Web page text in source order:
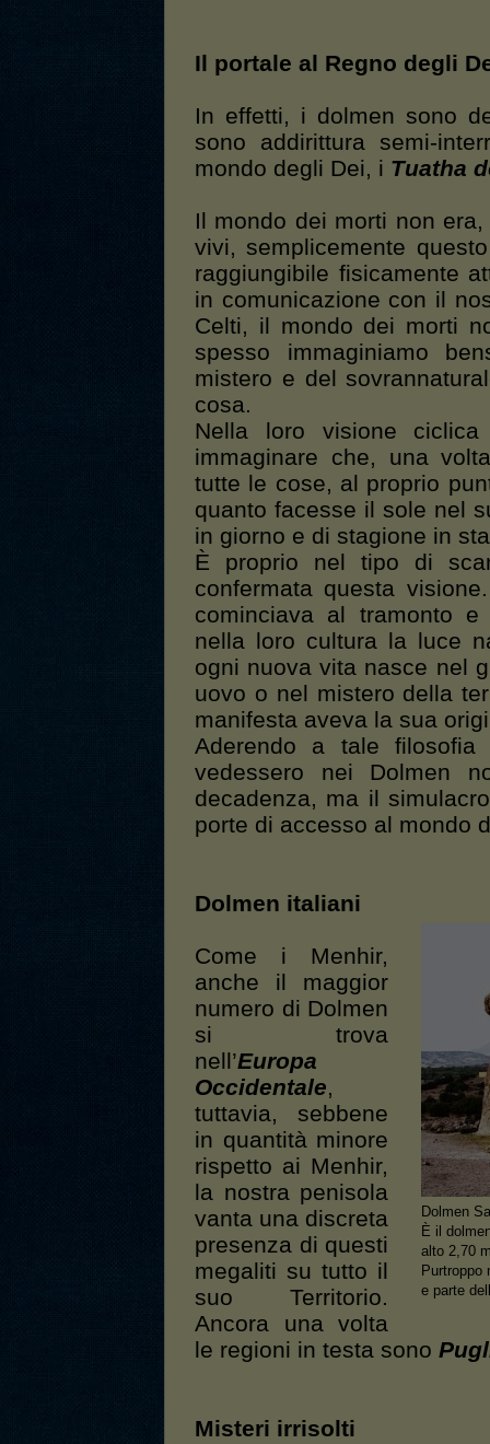
Il portale al Regno degli
In effetti, i dolmen sono
sono addirittura semi-
mondo degli Dei, i Tuatha
Il mondo dei morti non
vivi, semplicemente
raggiungibile fisicamente
in comunicazione con il
Celti, il mondo dei morti
spesso immaginiamo
mistero e del
cosa.
Nella loro visione
immaginare che, una
tutte le cose, al proprio
quanto facesse il sole nel
in giorno e di stagione in
È proprio nel tipo di
confermata questa
cominciava al tramonto
nella loro cultura la luce
ogni nuova vita nasce nel
uovo o nel mistero della
manifesta aveva la sua
Aderendo a tale
vedessero nei Dolmen
decadenza, ma il
porte di accesso al mondo
Dolmen
È il
alto 2,70
Purtroppo
e parte
Dolmen italiani
Come i Menhir,
anche il maggior
numero di Dolmen
si trova
nell’Europa
Occidentale,
tuttavia, sebbene
in quantità minore
rispetto ai Menhir,
la nostra penisola
vanta una discreta
presenza di questi
megaliti su tutto il
suo Territorio.
Ancora una volta
le regioni in testa sono
Misteri irrisolti